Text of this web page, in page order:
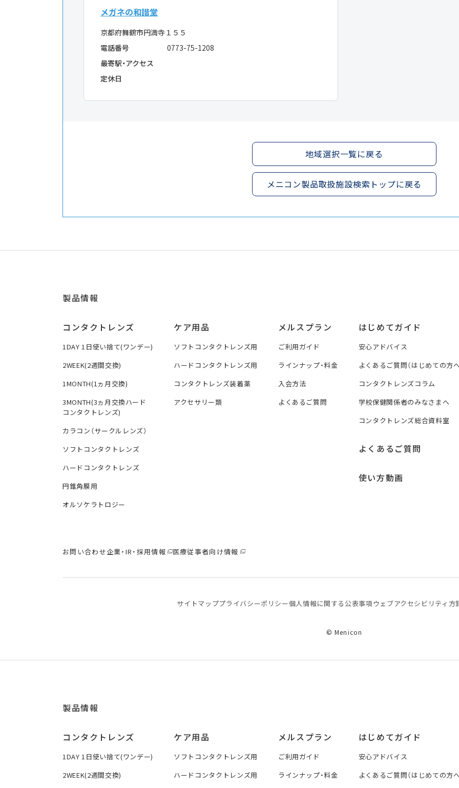
メガネの和諧堂
京都府舞鶴市円満寺１５５
電話番号
0773-75-1208
最寄駅・アクセス
定休日
地域選択一覧に戻る
メニコン製品取扱施設検索トップに戻る
製品情報
コンタクトレンズ
1DAY 1日使い捨て(ワンデー)
2WEEK(2週間交換)
1MONTH(1ヵ月交換)
3MONTH(3ヵ月交換ハード
コンタクトレンズ)
カラコン（サークルレンズ）
ソフトコンタクトレンズ
ハードコンタクトレンズ
円錐角膜用
オルソケラトロジー
ケア用品
ソフトコンタクトレンズ用
ハードコンタクトレンズ用
コンタクトレンズ装着薬
アクセサリー類
メルスプラン
ご利用ガイド
ラインナップ・料金
入会方法
よくあるご質問
はじめてガイド
安心アドバイス
よくあるご質問（はじめての方
コンタクトレンズコラム
学校保健関係者のみなさまへ
コンタクトレンズ総合資料室
よくあるご質問
使い方動画
お問い合わせ企業・IR・採用情報 医療従事者向け情報
サイトマッププライバシーポリシー個⼈情報に関する公表事項 ウェブアクセシビリティ方
© Menicon
製品情報
コンタクトレンズ
1DAY 1日使い捨て(ワンデー)
2WEEK(2週間交換)
ケア用品
ソフトコンタクトレンズ用
ハードコンタクトレンズ用
メルスプラン
ご利用ガイド
ラインナップ・料金
はじめてガイド
安心アドバイス
よくあるご質問（はじめての方